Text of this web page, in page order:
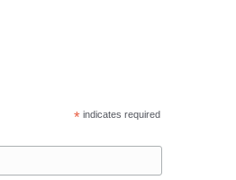
* indicates required